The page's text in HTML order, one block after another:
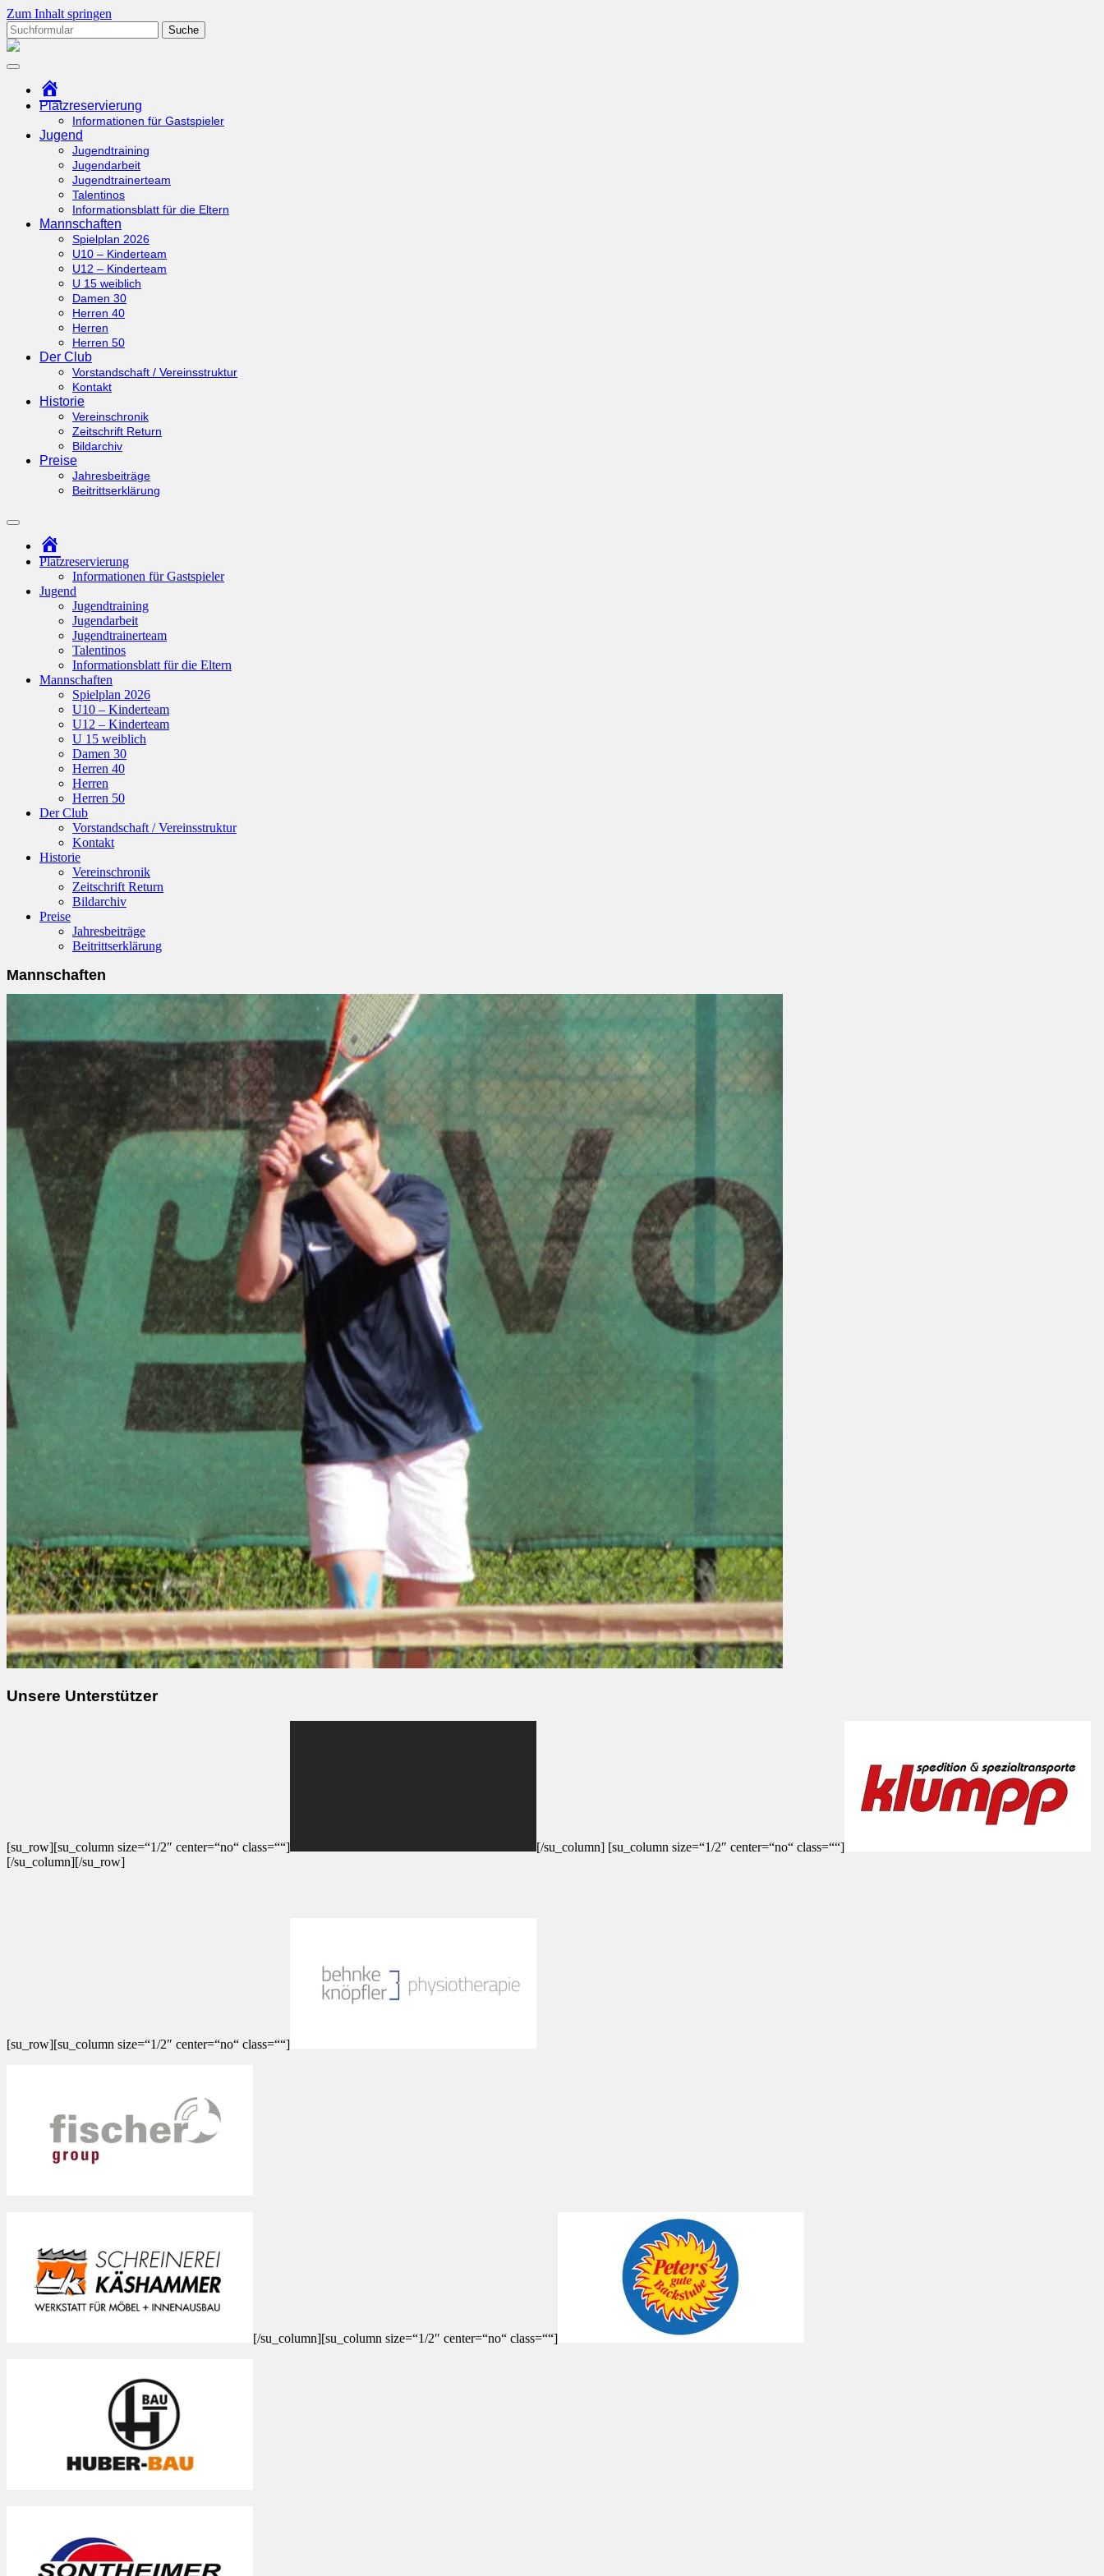
Zum Inhalt springen
Suchen
nach:tcottenhoefen.de
Platzreservierung
Informationen für Gastspieler
Jugend
Jugendtraining
Jugendarbeit
Jugendtrainerteam
Talentinos
Informationsblatt für die Eltern
Mannschaften
Spielplan 2026
U10 – Kinderteam
U12 – Kinderteam
U 15 weiblich
Damen 30
Herren 40
Herren
Herren 50
Der Club
Vorstandschaft / Vereinsstruktur
Kontakt
Historie
Vereinschronik
Zeitschrift Return
Bildarchiv
Preise
Jahresbeiträge
Beitrittserklärung
Suchfeld
ein-/ausblenden
Platzreservierung
Informationen für Gastspieler
Jugend
Jugendtraining
Jugendarbeit
Jugendtrainerteam
Talentinos
Informationsblatt für die Eltern
Mannschaften
Spielplan 2026
U10 – Kinderteam
U12 – Kinderteam
U 15 weiblich
Damen 30
Herren 40
Herren
Herren 50
Der Club
Vorstandschaft / Vereinsstruktur
Kontakt
Historie
Vereinschronik
Zeitschrift Return
Bildarchiv
Preise
Jahresbeiträge
Beitrittserklärung
Mannschaften
Unsere Unterstützer
[su_row][su_column size=“1/2″ center=“no“ class=““]
[/su_column] [su_column size=“1/2″ center=“no“ class=““]
[/su_column][/su_row]
[su_row][su_column size=“1/2″ center=“no“ class=““]
[/su_column][su_column size=“1/2″ center=“no“ class=““]